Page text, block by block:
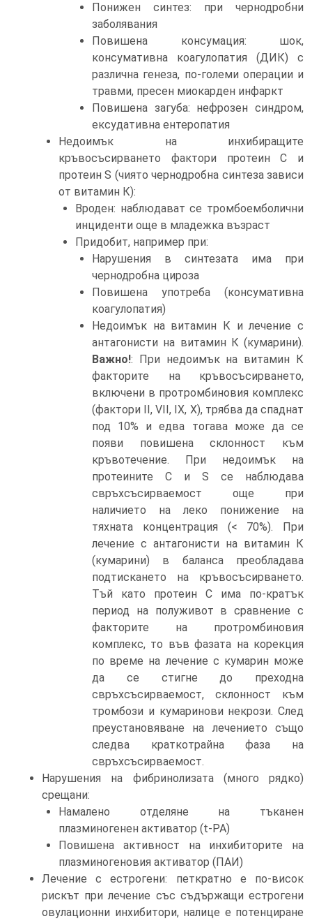
Понижен синтез: при чернодробни
заболявания
Повишена консумация: шок,
консумативна коагулопатия (ДИК) с
различна генеза, по-големи операции и
травми, пресен миокарден инфаркт
Повишена загуба: нефрозен синдром,
ексудативна ентеропатия
Недоимък на инхибиращите
кръвосъсирването фактори протеин С и
протеин S (чиято чернодробна синтеза зависи
от витамин К):
Вроден: наблюдават се тромбоемболични
инциденти още в младежка възраст
Придобит, например при:
Нарушения в синтезата има при
чернодробна цироза
Повишена употреба (консумативна
коагулопатия)
Недоимък на витамин К и лечение с
антагонисти на витамин К (кумарини).
Важно!: При недоимък на витамин К
факторите на кръвосъсирването,
включени в протромбиновия комплекс
(фактори II, VII, IX, X), трябва да спаднат
под 10% и едва тогава може да се
появи повишена склонност към
кръвотечение. При недоимък на
протеините С и S се наблюдава
свръхсъсирваемост още при
наличието на леко понижение на
тяхната концентрация (< 70%). При
лечение с антагонисти на витамин К
(кумарини) в баланса преобладава
подтискането на кръвосъсирването.
Тъй като протеин С има по-кратък
период на полуживот в сравнение с
факторите на протромбиновия
комплекс, то във фазата на корекция
по време на лечение с кумарин може
да се стигне до преходна
свръхсъсирваемост, склонност към
тромбози и кумаринови некрози. След
преустановяване на лечението също
следва краткотрайна фаза на
свръхсъсирваемост.
Нарушения на фибринолизата (много рядко)
срещани:
Намалено отделяне на тъканен
плазминогенен активатор (t-PA)
Повишена активност на инхибиторите на
плазминогеновия активатор (ПАИ)
Лечение с естрогени: петкратно е по-висок
рискът при лечение със съдържащи естрогени
овулационни инхибитори, налице е потенциране